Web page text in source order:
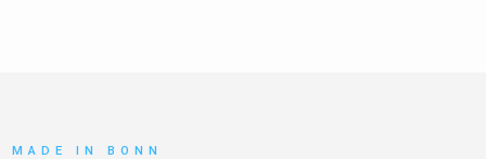
MADE IN BONN